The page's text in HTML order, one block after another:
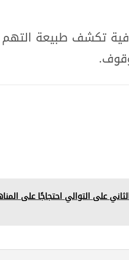
تكشف طبيعة التهم
على التوالي احتجاجًا على